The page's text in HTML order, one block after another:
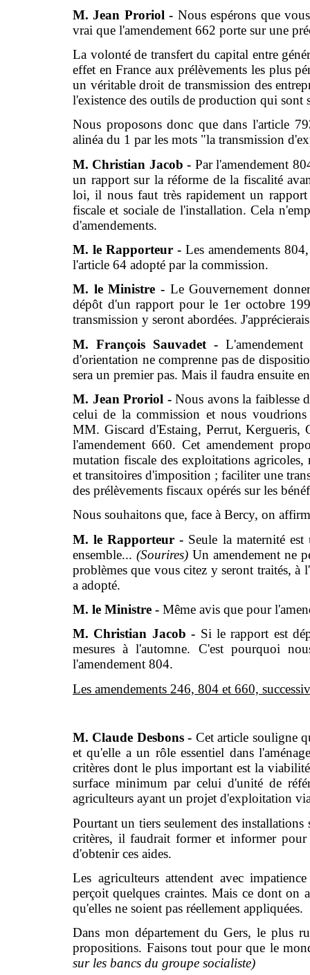
M. Jean Proriol - Nous espérons que
vrai que l'amendement 662 porte sur une
La volonté de transfert du capital entre
effet en France aux prélèvements les plus
un véritable droit de transmission des
l'existence des outils de production qui sont
Nous proposons donc que dans l'article
alinéa du 1 par les mots "la transmission
M. Christian Jacob - Par l'amendement
un rapport sur la réforme de la fiscalité
loi, il nous faut très rapidement un rapport
fiscale et sociale de l'installation. Cela
d'amendements.
M. le Rapporteur - Les amendements
l'article 64 adopté par la commission.
M. le Ministre - Le Gouvernement
dépôt d'un rapport pour le 1er octobre
transmission y seront abordées.
M. François Sauvadet -
d'orientation ne comprenne pas de
sera un premier pas. Mais il faudra ensuite
M. Jean Proriol -Nous avons la faiblesse
celui de la commission et nous
MM. Giscard d'Estaing, Perrut, Kergueris,
l'amendement 660. Cet amendement
mutation fiscale des exploitations
et transitoires d'imposition ; faciliter une
des prélèvements fiscaux opérés sur les
Nous souhaitons que, face à Bercy, on
M. le Rapporteur - Seule la maternité
ensemble...(Sourires) Un amendement ne
problèmes que vous citez y seront traités, à
a adopté.
M. le Ministre - Même avis que pour
M. Christian Jacob - Si le rapport est
mesures à l'automne. C'est pourquoi
l'amendement 804.
Les amendements 246, 804 et 660,
M. Claude Desbons - Cet article souligne
et qu'elle a un rôle essentiel dans
critères dont le plus important est la
surface minimum par celui d'unité de
agriculteurs ayant un projet d'exploitation
Pourtant un tiers seulement des
critères, il faudrait former et informer
d'obtenir ces aides.
Les agriculteurs attendent avec
perçoit quelques craintes. Mais ce dont on
qu'elles ne soient pas réellement appliquées.
Dans mon département du Gers, le plus
propositions. Faisons tout pour que le
sur les bancs du groupe socialiste)